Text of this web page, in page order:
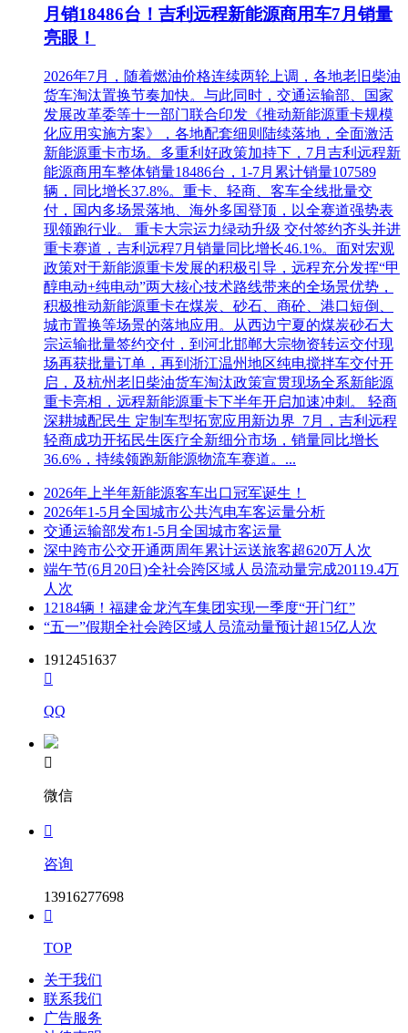
月销18486台！吉利远程新能源商用车7月销量
亮眼！
2026年7月，随着燃油价格连续两轮上调，各地老旧柴油
货车淘汰置换节奏加快。与此同时，交通运输部、国家
发展改革委等十一部门联合印发《推动新能源重卡规模
化应用实施方案》，各地配套细则陆续落地，全面激活
新能源重卡市场。多重利好政策加持下，7月吉利远程新
能源商用车整体销量18486台，1-7月累计销量107589
辆，同比增长37.8%。重卡、轻商、客车全线批量交
付，国内多场景落地、海外多国登顶，以全赛道强势表
现领跑行业。 重卡大宗运力绿动升级 交付签约齐头并进
重卡赛道，吉利远程7月销量同比增长46.1%。面对宏观
政策对于新能源重卡发展的积极引导，远程充分发挥“甲
醇电动+纯电动”两大核心技术路线带来的全场景优势，
积极推动新能源重卡在煤炭、砂石、商砼、港口短倒、
城市置换等场景的落地应用。从西边宁夏的煤炭砂石大
宗运输批量签约交付，到河北邯郸大宗物资转运交付现
场再获批量订单，再到浙江温州地区纯电搅拌车交付开
启，及杭州老旧柴油货车淘汰政策宣贯现场全系新能源
重卡亮相，远程新能源重卡下半年开启加速冲刺。 轻商
深耕城配民生 定制车型拓宽应用新边界 7月，吉利远程
轻商成功开拓民生医疗全新细分市场，销量同比增长
36.6%，持续领跑新能源物流车赛道。...
2026年上半年新能源客车出口冠军诞生！
2026年1-5月全国城市公共汽电车客运量分析
交通运输部发布1-5月全国城市客运量
深中跨市公交开通两周年累计运送旅客超620万人次
端午节(6月20日)全社会跨区域人员流动量完成20119.4万
人次
12184辆！福建金龙汽车集团实现一季度“开门红”
“五一”假期全社会跨区域人员流动量预计超15亿人次
1912451637

QQ

微信

咨询
13916277698

TOP
关于我们
联系我们
广告服务